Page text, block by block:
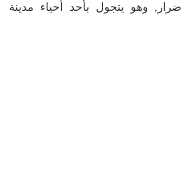
ضرار, وهو يتجول بأحد أحياء مدينة